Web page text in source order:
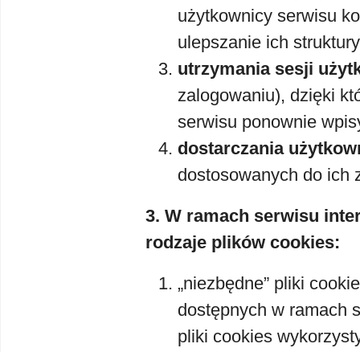
użytkownicy serwisu
ulepszanie ich
utrzymania sesji
zalogowaniu), dzięki
serwisu ponownie
dostarczania
dostosowanych do ich
3. W ramach serwisu
rodzaje plików cookies:
„niezbędne” pliki
dostępnych w ramach
pliki cookies